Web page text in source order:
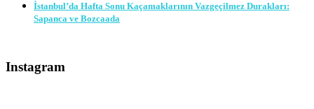
İstanbul’da Hafta Sonu Kaçamaklarının Vazgeçilmez Durakları:
Sapanca ve Bozcaada
Instagram